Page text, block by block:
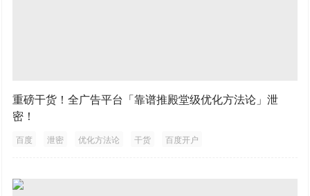
重磅干货！全广告平台「靠谱推殿堂级优化方法论」泄
密！
百度 泄密 优化方法论 干货 百度开户